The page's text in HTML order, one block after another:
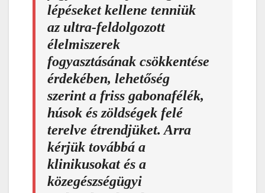
lépéseket kellene tenniük
az ultra-feldolgozott
élelmiszerek
fogyasztásának csökkentése
érdekében, lehetőség
szerint a friss gabonafélék,
húsok és zöldségek felé
terelve étrendjüket. Arra
kérjük továbbá a
klinikusokat és a
közegészségügyi